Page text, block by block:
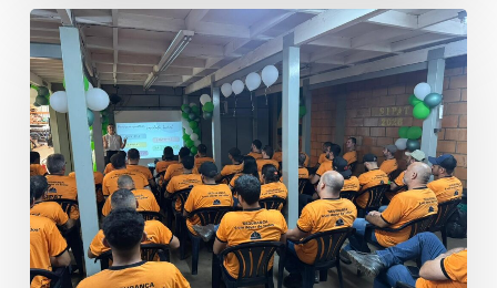
Prevenção
em
foco:
Uniodonto
Sertãozinho
realiza
palestra
na
Eco